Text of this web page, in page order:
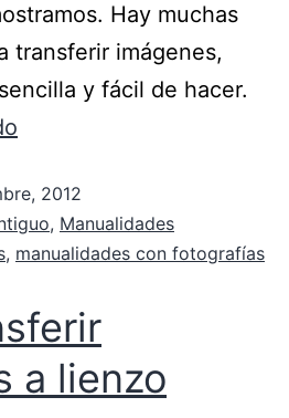
Hay muchas
transferir imágenes,
y fácil de hacer.
2012
, Manualidades
, manualidades con fotografías
a lienzo